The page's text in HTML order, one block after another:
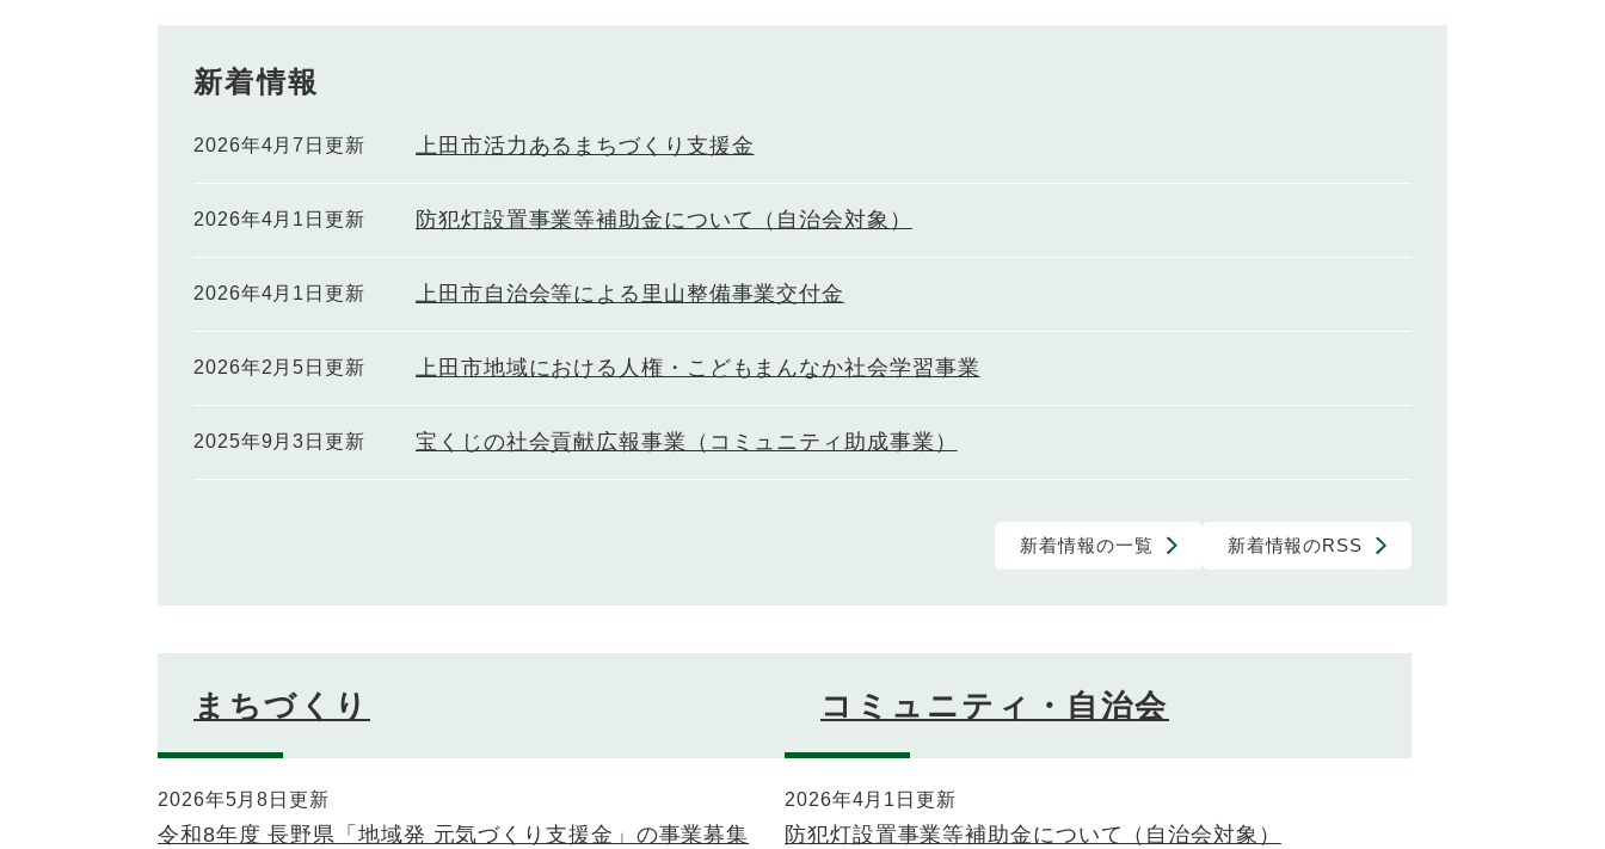
新着情報
2026年4月7日更新 上田市活力あるまちづくり支援金
2026年4月1日更新 防犯灯設置事業等補助金について（自治会対象）
2026年4月1日更新 上田市自治会等による里山整備事業交付金
2026年2月5日更新 上田市地域における人権・こどもまんなか社会学習事業
2025年9月3日更新 宝くじの社会貢献広報事業（コミュニティ助成事業）
新着情報の一覧 新着情報のRSS
まちづくり
2026年5月8日更新
令和8年度 長野県「地域発 元気づくり支援金」の事業募集
コミュニティ・自治会
2026年4月1日更新
防犯灯設置事業等補助金について（自治会対象）